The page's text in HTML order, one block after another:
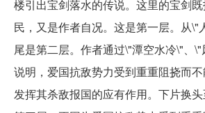
楼引出宝剑落水的传说。这里的宝剑
民，又是作者自况。这是第一层。从\"
尾是第二层。作者通过\"潭空水冷\"、
说明，爱国抗敌势力受到重重阻挠而
发挥其杀敌报国的应有作用。下片换